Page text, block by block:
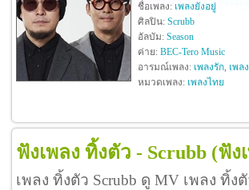
ชื่อเพลง: เพลงยังอยู่
ศิลปิน: Scrubb
อัลบัม: Season
ค่าย: BEC-Tero Music
อารมณ์เพลง: เพลงรัก, เพล
หมวดเพลง: เพลงไทย
ฟังเพลง ทิ้งตัว - Scrubb (ฟัง
เพลง ทิ้งตัว Scrubb ดู MV เพลง ทิ้ง